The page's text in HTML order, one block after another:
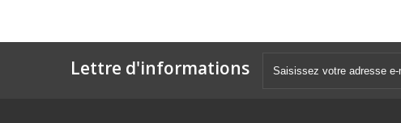
Lettre d'informations